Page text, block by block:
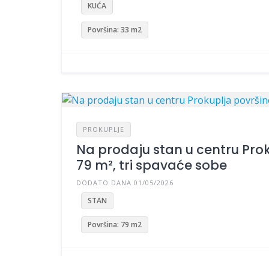
KUĆA
Površina: 33 m2
PROKUPLJE
Na prodaju stan u centru
79 m², tri spavaće sobe
DODATO DANA 01/05/2026
STAN
Površina: 79 m2